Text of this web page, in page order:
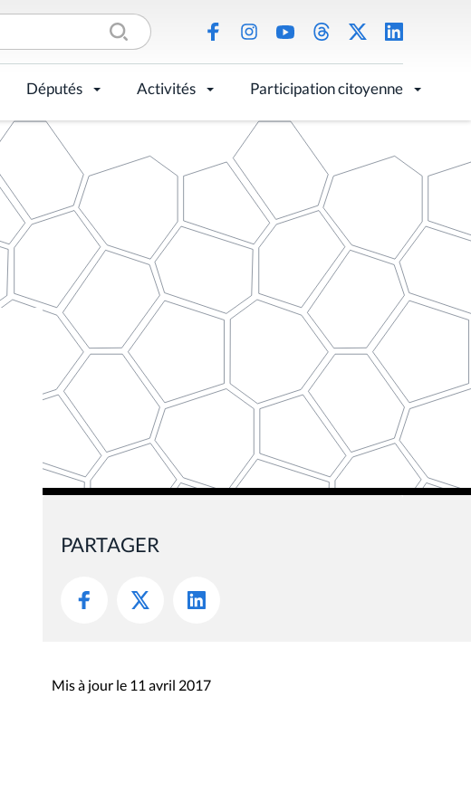
Députés Activités Participation citoyenne
PARTAGER
Mis à jour le 11 avril 2017